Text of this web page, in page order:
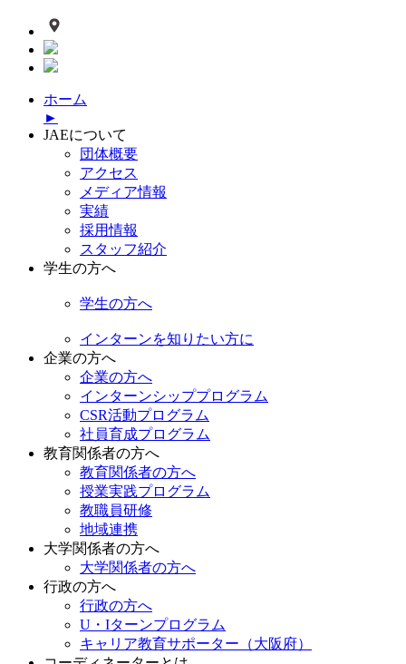
ホーム
►
JAEについて
団体概要
アクセス
メディア情報
実績
採用情報
スタッフ紹介
学生の方へ
学生の方へ
インターンを知りたい方に
企業の方へ
企業の方へ
インターンシッププログラム
CSR活動プログラム
社員育成プログラム
教育関係者の方へ
教育関係者の方へ
授業実践プログラム
教職員研修
地域連携
大学関係者の方へ
大学関係者の方へ
行政の方へ
行政の方へ
U・Iターンプログラム
キャリア教育サポーター（大阪府）